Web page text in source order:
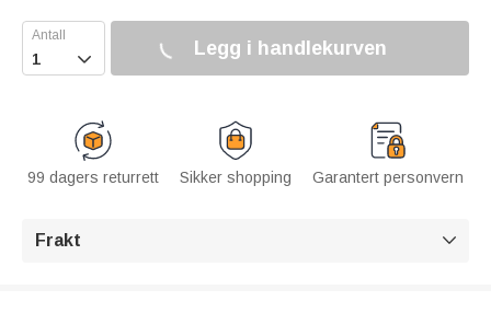
 Legg i handlekurven
99 dagers returrett Sikker shopping Garantert personvern
Frakt 